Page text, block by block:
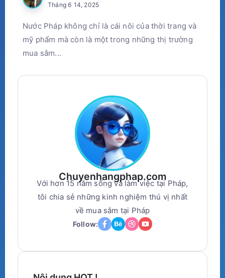
Tháng 6 14, 2025
Nước Pháp không chỉ là cái nôi của thời trang và
mỹ phẩm mà còn là một trong những thị trường
mua sắm...
Chuyenhangphap.com
Với hơn 15 năm sống và làm việc tại Pháp,
tôi chia sẻ những kinh nghiệm thú vị nhất
về mua sắm tại Pháp
Follow: